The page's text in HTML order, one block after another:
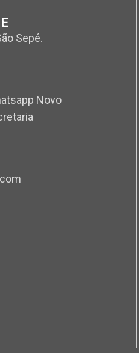
Sepé.
Novo